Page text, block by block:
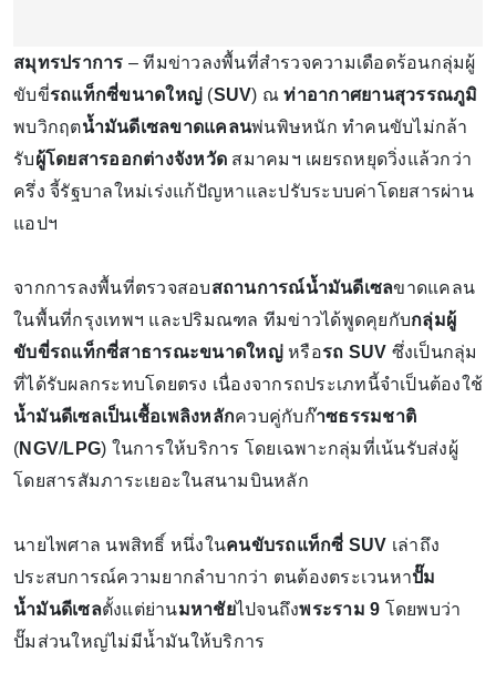
สมุทรปราการ – ทีมข่าวลงพื้นที่สำรวจความเดือดร้อนกลุ่มผู้
ขับขี่รถแท็กซี่ขนาดใหญ่ (SUV) ณท่าอากาศยานสุวรรณภูมิ
พบวิกฤตน้ำมันดีเซลขาดแคลนพ่นพิษหนัก ทำคนขับไม่กล้า
รับผู้โดยสารออกต่างจังหวัด สมาคมฯ เผยรถหยุดวิ่งแล้วกว่า
ครึ่ง จี้รัฐบาลใหม่เร่งแก้ปัญหาและปรับระบบค่าโดยสารผ่าน
แอปฯ
จากการลงพื้นที่ตรวจสอบสถานการณ์น้ำมันดีเซลขาดแคลน
ในพื้นที่กรุงเทพฯ และปริมณฑล ทีมข่าวได้พูดคุยกับกลุ่มผู้
ขับขี่รถแท็กซี่สาธารณะขนาดใหญ่หรือรถ SUV ซึ่งเป็นกลุ่ม
ที่ได้รับผลกระทบโดยตรง เนื่องจากรถประเภทนี้จำเป็นต้องใช้
น้ำมันดีเซลเป็นเชื้อเพลิงหลักควบคู่กับก๊าซธรรมชาติ
(NGV/LPG) ในการให้บริการ โดยเฉพาะกลุ่มที่เน้นรับส่งผู้
โดยสารสัมภาระเยอะในสนามบินหลัก
นายไพศาล นพสิทธิ์ หนึ่งในคนขับรถแท็กซี่ SUV เล่าถึง
ประสบการณ์ความยากลำบากว่า ตนต้องตระเวนหาปั๊ม
น้ำมันดีเซลตั้งแต่ย่านมหาชัยไปจนถึงพระราม 9 โดยพบว่า
ปั๊มส่วนใหญ่ไม่มีน้ำมันให้บริการ